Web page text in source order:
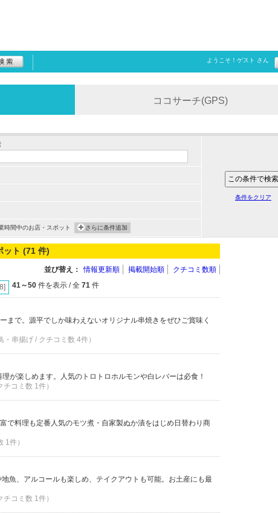
ようこそ！ ゲスト さん
ココサーチ(GPS)
時間中のお店・スポット さらに条件追加
条件をクリア
ット (71 件)
並び替え： 情報更新順 掲載開始順 クチコミ数順
41～50 件を表示 / 全 71 件
まで。源平でしか味わえないオリジナル串焼きをぜひご賞味く
・串揚げ / クチコミ数 4件）
が楽しめます。人気のトロトロホルモンや白レバーは必食！
チコミ数 1件）
で料理も定番人気のモツ煮・自家製ぬか漬をはじめ日替わり商
1件）
魚、アルコールも楽しめ、テイクアウトも可能。お土産にも最
チコミ数 1件）